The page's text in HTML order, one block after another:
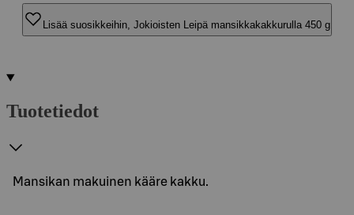
Lisää suosikkeihin, Jokioisten Leipä mansikkakakkurulla 450 g
Tuotetiedot
Mansikan makuinen kääre kakku.